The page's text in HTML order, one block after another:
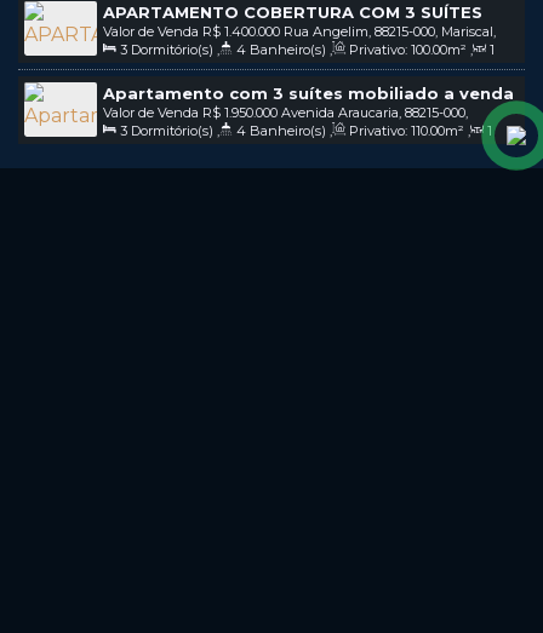
APARTAMENTO COBERTURA COM 3 SUÍTES
MOBILIADO A VENDA NA PRAIA DE MARISCAL
EM BOMBINHAS - SC / COD: V278
R$ 1.400.000
Valor de Venda
Rua Angelim, 88215-000, Mariscal,
Bombinhas, Santa Catarina, Brasil
3 Dormitório(s) 4 Banheiro(s) Privativo: 100.00m²
1
Sala(s) , 3 Suíte(s) , 1 Vaga(s) , 250mDistância do Mar
Apartamento com 3 suítes mobiliado a venda
na praia de Mariscal em Bombinhas SC / COD:
V327
R$ 1.950.000
Valor de Venda
Avenida Araucaria, 88215-000,
Mariscal, Bombinhas, Santa Catarina, Brasil
3 Dormitório(s) 4 Banheiro(s) Privativo: 110.00m²
1